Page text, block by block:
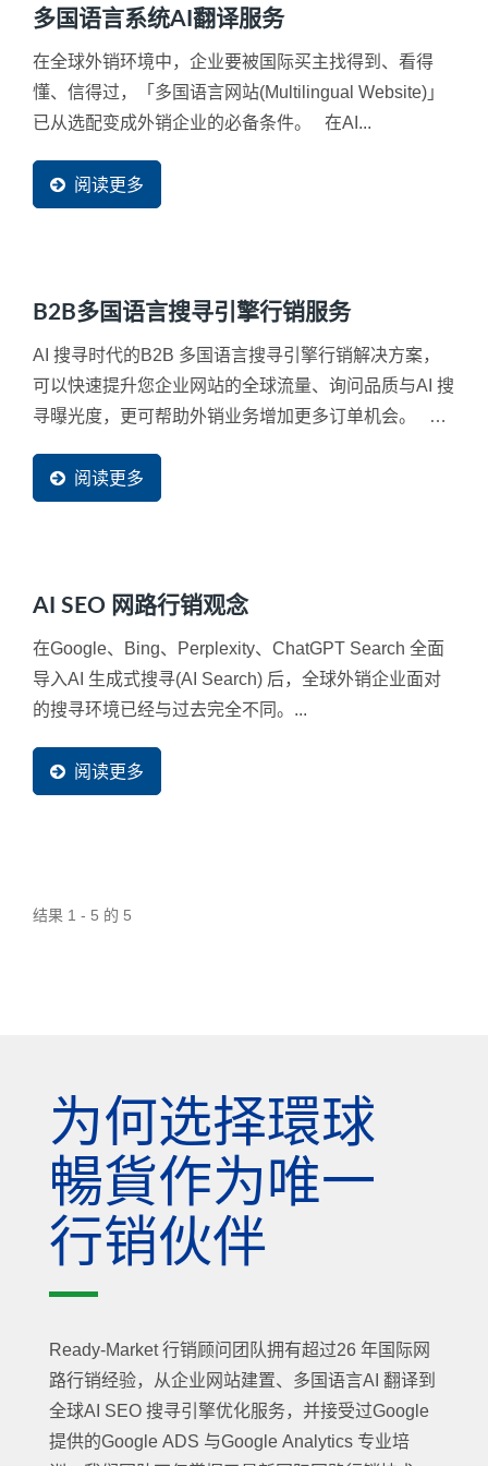
多国语言系统AI翻译服务
在全球外销环境中，企业要被国际买主找得到、看得
懂、信得过，「多国语言网站(Multilingual Website)」
已从选配变成外销企业的必备条件。 在AI...
阅读更多
B2B多国语言搜寻引擎行销服务
AI 搜寻时代的B2B 多国语言搜寻引擎行销解决方案，
可以快速提升您企业网站的全球流量、询问品质与AI 搜
寻曝光度，更可帮助外销业务增加更多订单机会。 自
阅读更多
AI SEO 网路行销观念
在Google、Bing、Perplexity、ChatGPT Search 全面
导入AI 生成式搜寻(AI Search) 后，全球外销企业面对
的搜寻环境已经与过去完全不同。...
阅读更多
结果 1 - 5 的 5
为何选择環球
暢貨作为唯一
行销伙伴
Ready-Market 行销顾问团队拥有超过26 年国际网
路行销经验，从企业网站建置、多国语言AI 翻译到
全球AI SEO 搜寻引擎优化服务，并接受过Google
提供的Google ADS 与Google Analytics 专业培